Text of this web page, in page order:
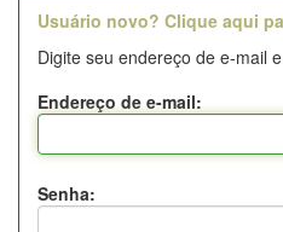
Usuário novo? Clique aqui
Digite seu endereço de e-mail
Endereço de e-mail:
Senha: